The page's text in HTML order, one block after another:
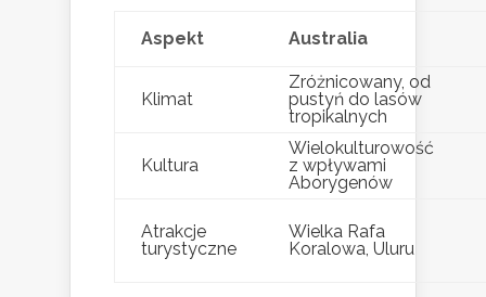
Aspekt Australia
Klimat
Zróżnicowany, od
pustyń do lasów
tropikalnych
Kultura
Wielokulturowość
z wpływami
Aborygenów
Atrakcje
turystyczne
Wielka Rafa
Koralowa, Uluru